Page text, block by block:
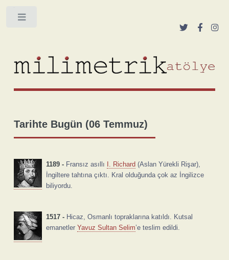
Tarihte Bugün (06 Temmuz)
1189 - Fransız asıllı I. Richard (Aslan Yürekli Rişar),
İngiltere tahtına çıktı. Kral olduğunda çok az İngilizce
biliyordu.
1517 - Hicaz, Osmanlı topraklarına katıldı. Kutsal
emanetler Yavuz Sultan Selim’e teslim edildi.